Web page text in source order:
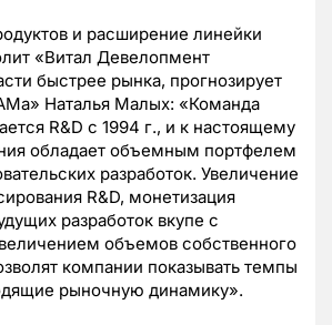
и расширение линейки
«Витал Девелопмент
быстрее рынка, прогнозирует
Наталья Малых: «Команда
R&D с 1994 г., и к настоящему
обладает объемным портфелем
разработок. Увеличение
R&D, монетизация
разработок вкупе с
объемов собственного
компании показывать темпы
рыночную динамику».